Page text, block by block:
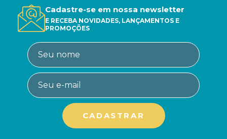
Cadastre-se em nossa newsletter
E RECEBA NOVIDADES, LANÇAMENTOS E
PROMOÇÕES